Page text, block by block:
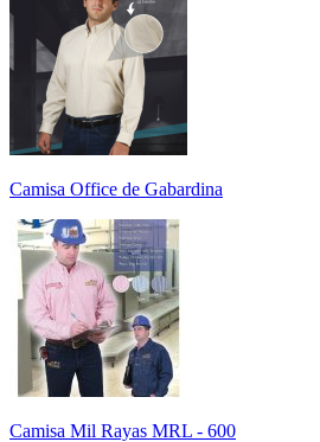
Camisa Office de Gabardina
Camisa Mil Rayas MRL - 600